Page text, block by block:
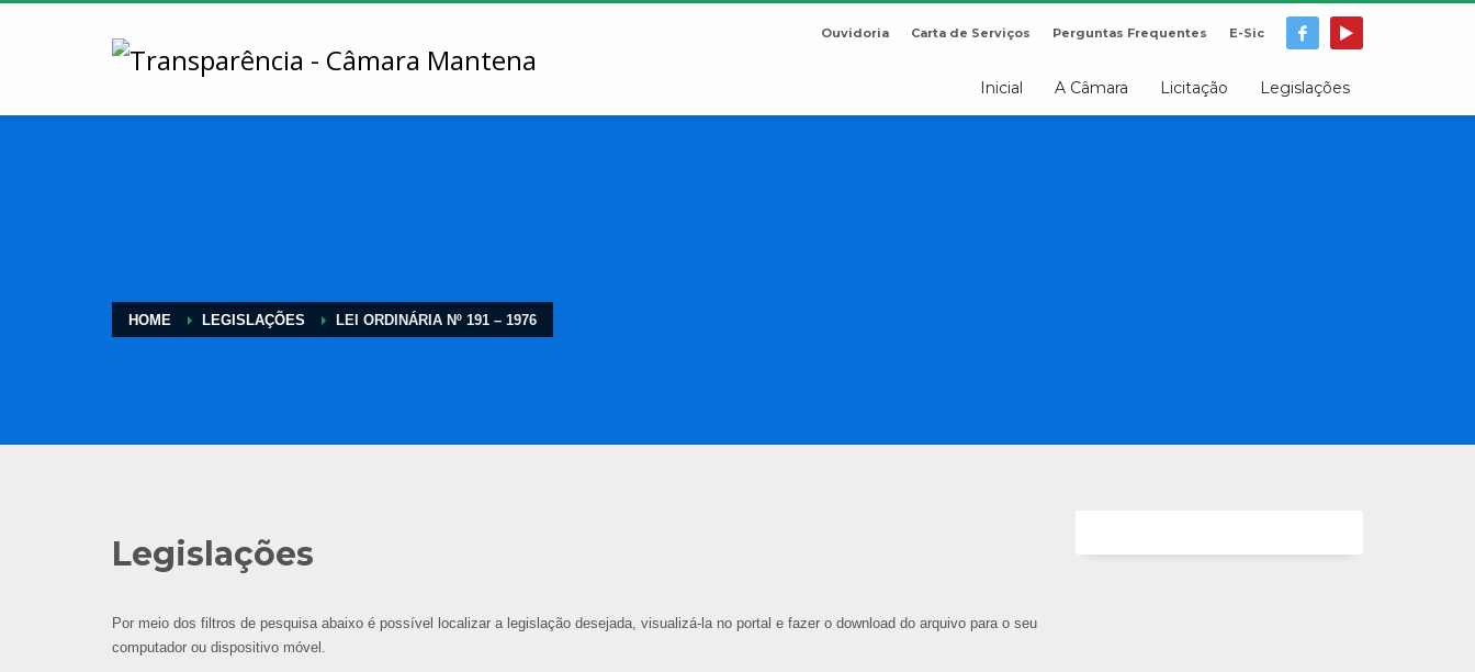
Ouvidoria Carta de Serviços Perguntas Frequentes E-Sic
Inicial A Câmara Licitação Legislações
HOME LEGISLAÇÕES LEI ORDINÁRIA Nº 191 – 1976
Legislações
Por meio dos filtros de pesquisa abaixo é possível localizar a legislação desejada, visualizá-la no portal e fazer o download do arquivo para o seu
computador ou dispositivo móvel.